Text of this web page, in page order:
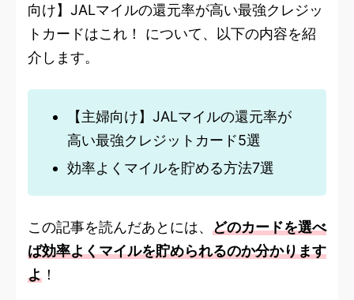
向け】JALマイルの還元率が高い最強クレジッ
トカードはこれ！ について、以下の内容を紹
介します。
【主婦向け】JALマイルの還元率が
高い最強クレジットカード5選
効率よくマイルを貯める方法7選
この記事を読んだあとには、 どのカードを選べ
ば効率よくマイルを貯められるのか分かります
よ ！